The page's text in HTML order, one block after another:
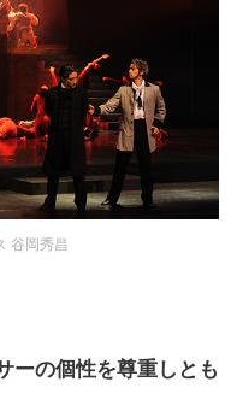
谷岡秀昌
ーの個性を尊重しとも